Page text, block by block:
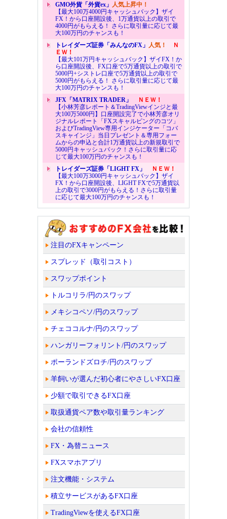
GMO外貨「外貨ex」 人気上昇中！
【最大100万4000円キャッシュバック】ザイ
FX！から口座開設後、1万通貨以上の取引で
4000円がもらえる！ さらに取引量に応じて最
大100万円のチャンスも！
トレイダーズ証券「みんなのFX」 人気！
Ｎ
ＥＷ！
【最大101万円キャッシュバック】ザイFX！か
ら口座開設後、FX口座で5万通貨以上の取引で
5000円+シストレ口座で5万通貨以上の取引で
5000円がもらえる！ さらに取引量に応じて最
大100万円のチャンスも！
JFX「MATRIX TRADER」
ＮＥＷ！
【小林芳彦レポート＆TradingViewインジと最
大100万5000円】口座開設完了で小林芳彦オリ
ジナルレポート「FXスキャルピングのコツ」
およびTradingView専用インジケーター「コバ
スキャインジ」当日プレゼント＆専用フォー
ムからの申込と合計1万通貨以上の新規取引で
5000円キャッシュバック！さらに取引量に応
じて最大100万円のチャンスも！
トレイダーズ証券「LIGHT FX」
ＮＥＷ！
【最大100万3000円キャッシュバック】ザイ
FX！から口座開設後、LIGHT FXで5万通貨以
上の取引で3000円がもらえる！さらに取引量
に応じて最大100万円のチャンスも！
注目のFXキャンペーン
スプレッド（取引コスト）
スワップポイント
トルコリラ/円のスワップ
メキシコペソ/円のスワップ
チェココルナ/円のスワップ
ハンガリーフォリント/円のスワップ
ポーランドズロチ/円のスワップ
羊飼いが選んだ初心者にやさしいFX口座
少額で取引できるFX口座
取扱通貨ペア数や取引量ランキング
会社の信頼性
FX・為替ニュース
FXスマホアプリ
注文機能・システム
積立サービスがあるFX口座
TradingViewを使えるFX口座